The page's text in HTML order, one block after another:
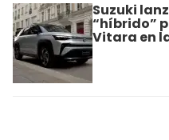
Suzuki
“híbrido”
Vitara en